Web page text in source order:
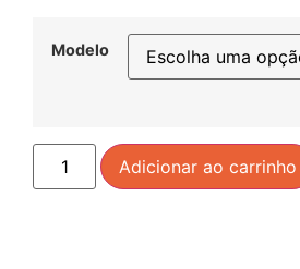
Modelo
Adicionar ao carrinho